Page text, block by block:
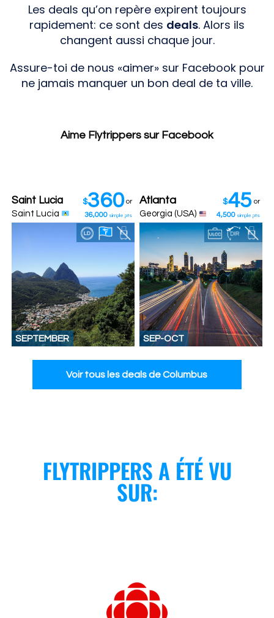
Les deals qu’on repère expirent toujours
rapidement: ce sont des deals. Alors ils
changent aussi chaque jour.
Assure-toi de nous «aimer» sur Facebook pour
ne jamais manquer un bon deal de ta ville.
Aime Flytrippers sur Facebook
Saint Lucia
Saint Lucia
$360or
36,000simple pts
SEPTEMBER
Atlanta
Georgia (USA)
$45or
4,500simple pts
SEP-OCT
Voir tous les deals de Columbus
FLYTRIPPERS A ÉTÉ VU
SUR: